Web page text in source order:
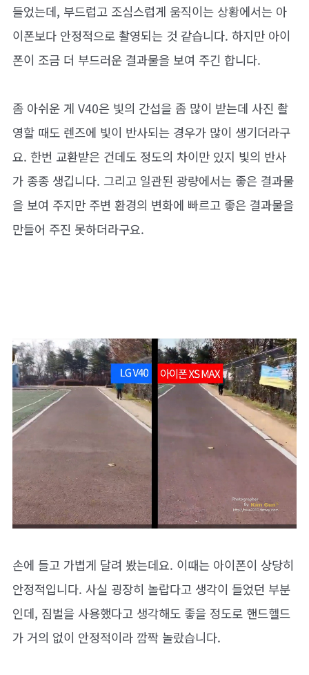
들었는데, 부드럽고 조심스럽게 움직이는 상황에서는 아
이폰보다 안정적으로 촬영되는 것 같습니다. 하지만 아이
폰이 조금 더 부드러운 결과물을 보여 주긴 합니다.
좀 아쉬운 게 V40은 빛의 간섭을 좀 많이 받는데 사진 촬
영할 때도 렌즈에 빛이 반사되는 경우가 많이 생기더라구
요. 한번 교환받은 건데도 정도의 차이만 있지 빛의 반사
가 종종 생깁니다. 그리고 일관된 광량에서는 좋은 결과물
을 보여 주지만 주변 환경의 변화에 빠르고 좋은 결과물을
만들어 주진 못하더라구요.
손에 들고 가볍게 달려 봤는데요. 이때는 아이폰이 상당히
안정적입니다. 사실 굉장히 놀랍다고 생각이 들었던 부분
인데, 짐벌을 사용했다고 생각해도 좋을 정도로 핸드헬드
가 거의 없이 안정적이라 깜짝 놀랐습니다.